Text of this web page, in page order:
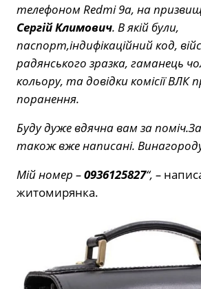
телефоном Redmi 9a, на
Сергій Климович. В якій були,
паспорт,індифікаційний код,
радянського зразка, гаманець
кольору, та довідки комісії
поранення.
Буду дуже вдячна вам за
також вже написані.
Мій номер –0936125827“, –
житомирянка.